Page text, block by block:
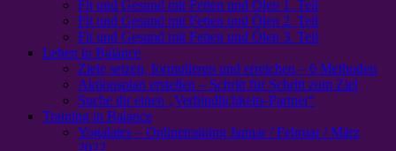
Fit und Gesund mit Fetten und Ölen 1. Teil
Fit und Gesund mit Fetten und Ölen 2. Teil
Fit und Gesund mit Fetten und Ölen 3. Teil
Leben in Balance
Ziele setzen, formulieren und erreichen – 6 Methoden
Aktionsplan erstellen – Schritt für Schritt zum Ziel
Suche dir einen „Verbindlichkeits-Partner“
Training in Balance
Yogalates – Onlinetraining Januar / Februar / März
2022